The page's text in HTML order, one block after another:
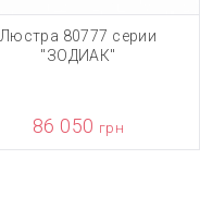
Люстра 80777 серии
"ЗОДИАК"
86 050 грн